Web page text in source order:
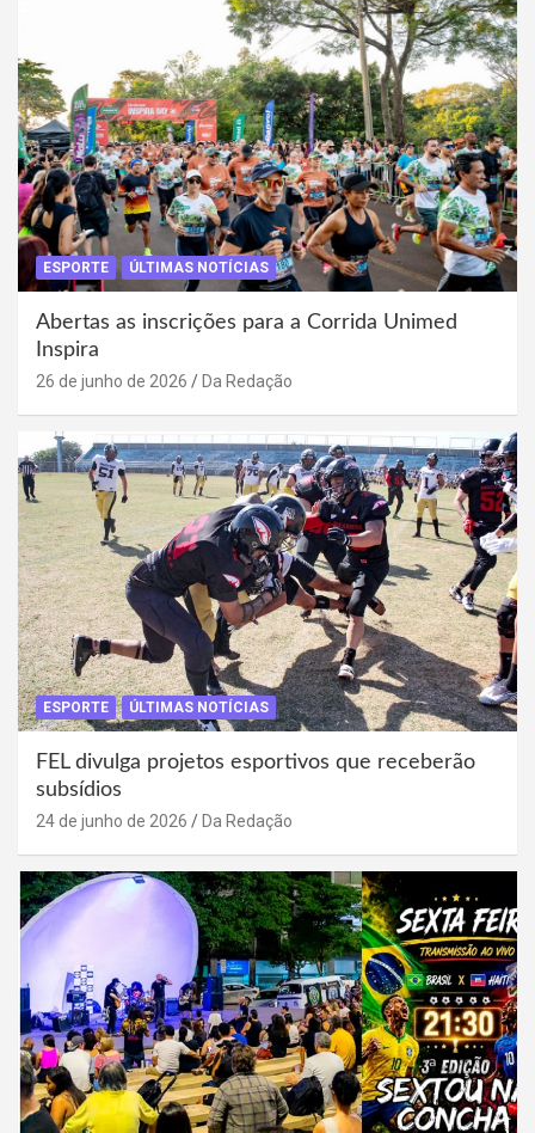
ESPORTE ÚLTIMAS NOTÍCIAS
Abertas as inscrições para a Corrida Unimed
Inspira
26 de junho de 2026 Da Redação
ESPORTE ÚLTIMAS NOTÍCIAS
FEL divulga projetos esportivos que receberão
subsídios
24 de junho de 2026 Da Redação